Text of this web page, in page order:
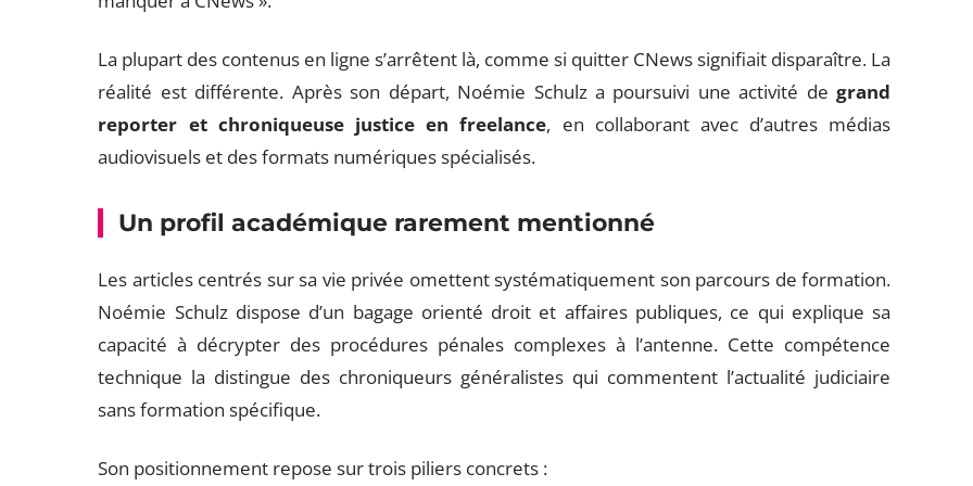
La plupart des contenus en ligne s’arrêtent là, comme si quitter CNews signifiait disparaître. La
réalité est différente. Après son départ, Noémie Schulz a poursuivi une activité degrand
reporter et chroniqueuse justice en freelance, en collaborant avec d’autres médias
audiovisuels et des formats numériques spécialisés.
Un profil académique rarement mentionné
Les articles centrés sur sa vie privée omettent systématiquement son parcours de formation.
Noémie Schulz dispose d’un bagage orienté droit et affaires publiques, ce qui explique sa
capacité à décrypter des procédures pénales complexes à l’antenne. Cette compétence
technique la distingue des chroniqueurs généralistes qui commentent l’actualité judiciaire
sans formation spécifique.
Son positionnement repose sur trois piliers concrets :